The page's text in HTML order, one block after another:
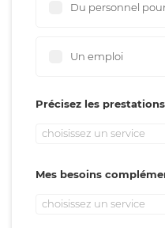
Du personnel
Un emploi
Précisez les
choisissez un service
Mes besoins
choisissez un service